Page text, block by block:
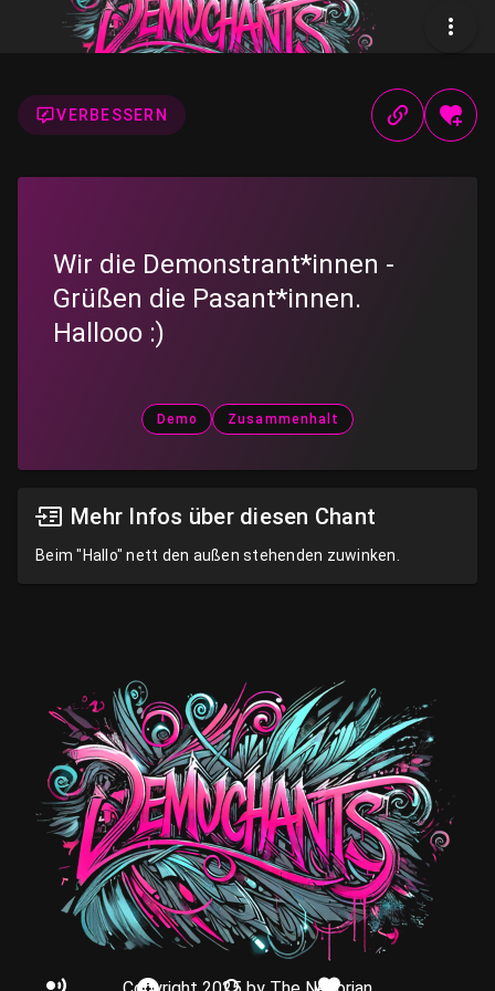
VERBESSERN
Wir die Demonstrant*innen -
Grüßen die Pasant*innen.
Hallooo :)
Demo Zusammenhalt
Mehr Infos über diesen Chant
Beim "Hallo" nett den außen stehenden zuwinken.